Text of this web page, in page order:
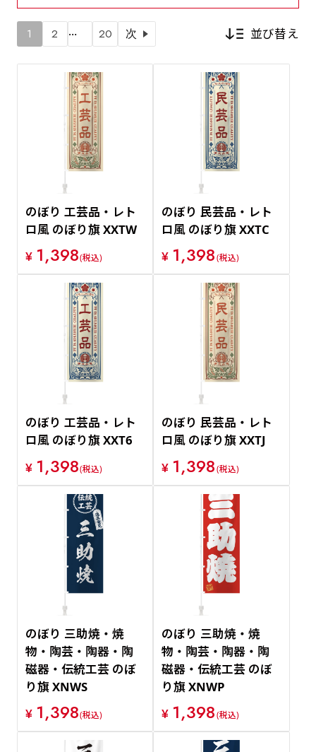
1 2 … 20 次 並び替え
新着順
価格が安い順
価格が高い順
のぼり 工芸品・レト
ロ風 のぼり旗 XXTW
¥ 1,398(税込)
のぼり 民芸品・レト
ロ風 のぼり旗 XXTC
¥ 1,398(税込)
のぼり 工芸品・レト
ロ風 のぼり旗 XXT6
¥ 1,398(税込)
のぼり 民芸品・レト
ロ風 のぼり旗 XXTJ
¥ 1,398(税込)
のぼり 三助焼・焼
物・陶芸・陶器・陶
磁器・伝統工芸 のぼ
り旗 XNWS
¥ 1,398(税込)
のぼり 三助焼・焼
物・陶芸・陶器・陶
磁器・伝統工芸 のぼ
り旗 XNWP
¥ 1,398(税込)